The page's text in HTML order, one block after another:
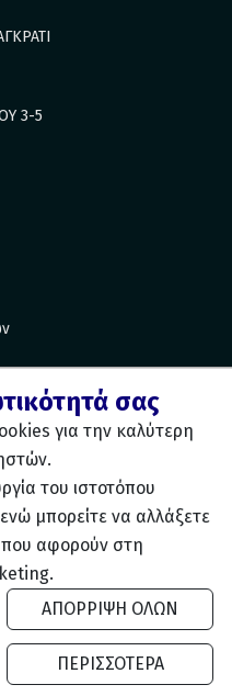
3-5
Komvos.gr
σας
για την καλύτερη
του ιστοτόπου
μπορείτε να αλλάξετε
που αφορούν στη
ΑΠΟΡΡΙΨΗ ΟΛΩΝ
ΠΕΡΙΣΣΟΤΕΡΑ